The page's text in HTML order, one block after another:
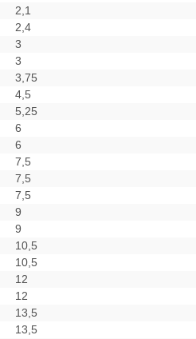
2,1
2,4
3
3
3,75
4,5
5,25
6
6
7,5
7,5
7,5
9
9
10,5
10,5
12
12
13,5
13,5